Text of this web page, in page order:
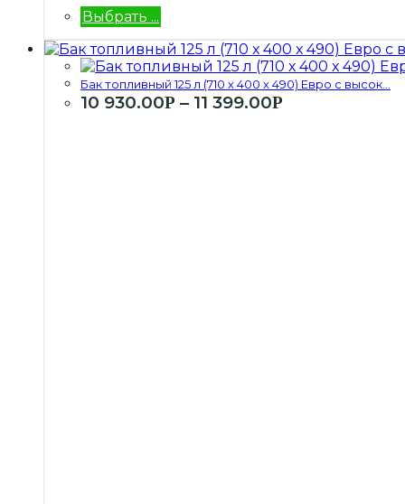
Выбрать ...
Бак топливный 125 л (710 х 400 х 490) Евро с высок...
10 930.00Р – 11 399.00Р